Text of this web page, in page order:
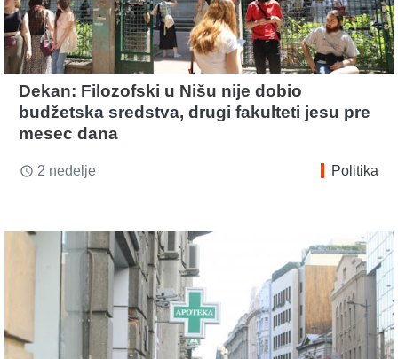
Dekan: Filozofski u Nišu nije dobio
budžetska sredstva, drugi fakulteti jesu pre
mesec dana
access_time 2 nedelje Politika